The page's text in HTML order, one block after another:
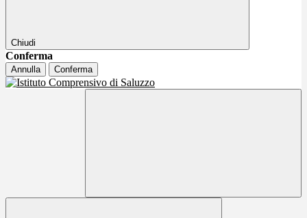
Chiudi
Conferma
Annulla Conferma